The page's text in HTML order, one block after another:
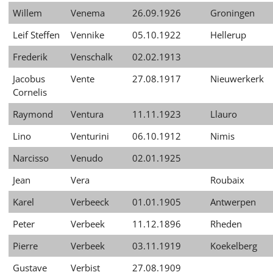
Willem Venema 26.09.1926
Groningen
Leif Steffen
Vennike 05.10.1922
Hellerup
Frederik
Venschalk
02.02.1913
Jacobus
Cornelis
Vente 27.08.1917 Nieuwerkerk
Raymond Ventura 11.11.1923
Llauro
Lino
Venturini 06.10.1912
Nimis
Narcisso
Venudo
02.01.1925
Jean
Vera
Roubaix
Karel
Verbeeck 01.01.1905
Antwerpen
Peter
Verbeek 11.12.1896
Rheden
Pierre
Verbeek 03.11.1919
Koekelberg
Gustave
Verbist
27.08.1909